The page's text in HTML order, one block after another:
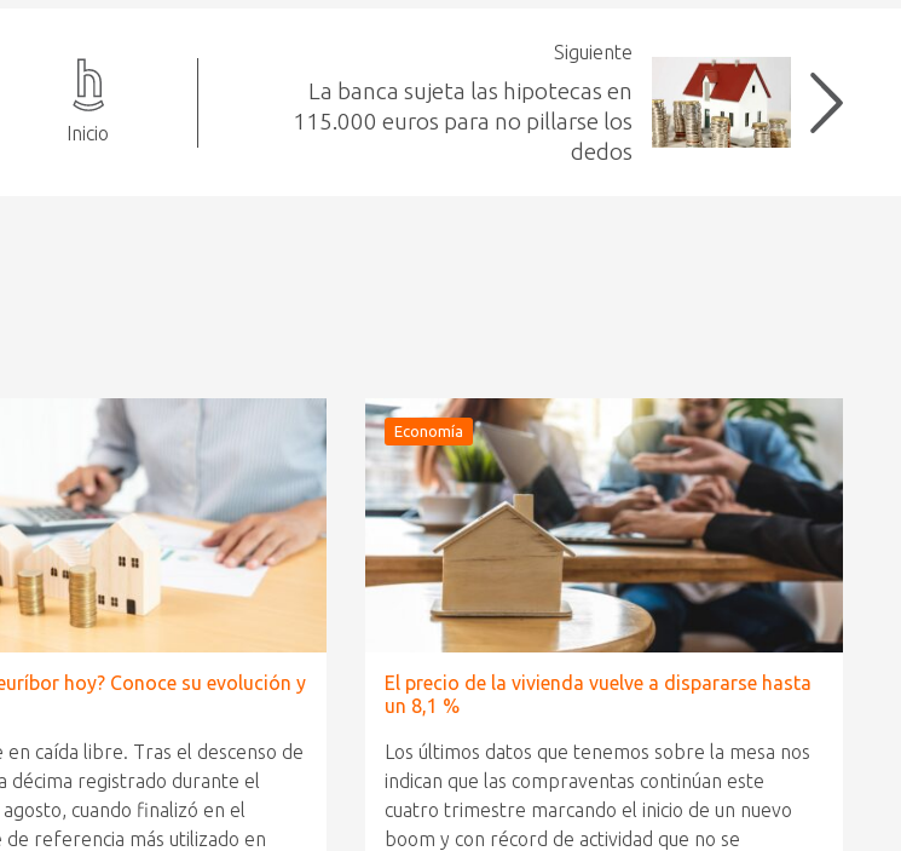
Inicio
Siguiente
La banca sujeta las hipotecas en
115.000 euros para no pillarse los
dedos
hoy? Conoce su evolución y
en caída libre. Tras el descenso de
décima registrado durante el
cuando finalizó en el
de referencia más utilizado en
Economía
El precio de la vivienda vuelve a dispararse hasta
un 8,1 %
Los últimos datos que tenemos sobre la mesa nos
indican que las compraventas continúan este
cuatro trimestre marcando el inicio de un nuevo
boom y con récord de actividad que no se